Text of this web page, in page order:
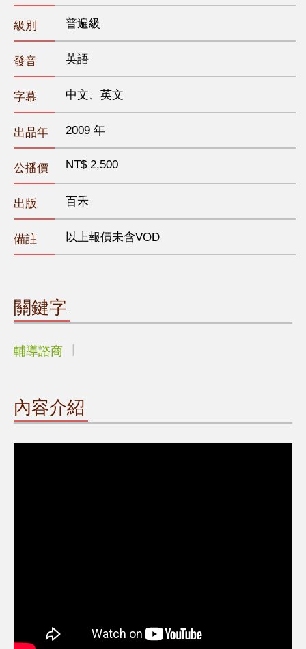
級別 普遍級
發音 英語
字幕 中文、英文
出品年 2009 年
公播價 NT$ 2,500
出版 百禾
備註 以上報價未含VOD
關鍵字
輔導諮商
內容介紹